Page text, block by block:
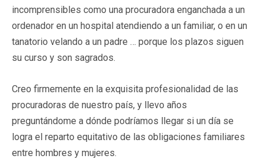
incomprensibles como una procuradora enganchada a un
ordenador en un hospital atendiendo a un familiar, o en un
tanatorio velando a un padre … porque los plazos siguen
su curso y son sagrados.
Creo firmemente en la exquisita profesionalidad de las
procuradoras de nuestro país, y llevo años
preguntándome a dónde podríamos llegar si un día se
logra el reparto equitativo de las obligaciones familiares
entre hombres y mujeres.